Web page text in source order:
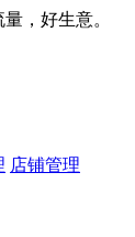
，好生意。
店铺管理